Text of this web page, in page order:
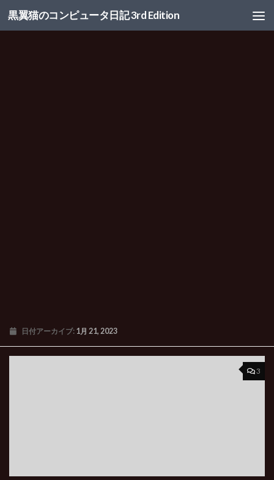
コンテンツへスキップ
黒翼猫のコンピュータ日記 3rd Edition
日付アーカイブ: 1月 21, 2023
3